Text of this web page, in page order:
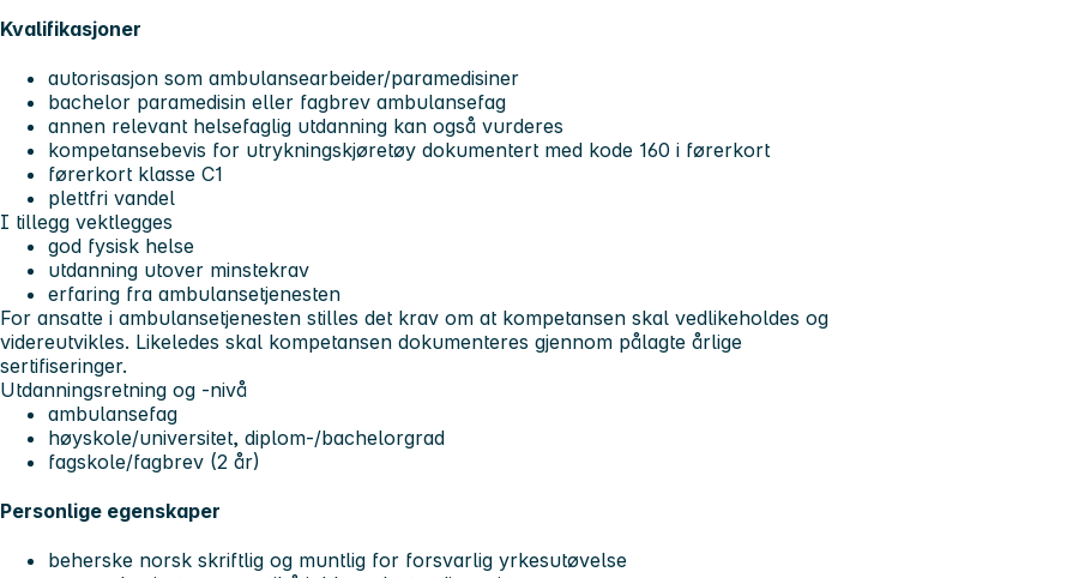
Kvalifikasjoner
autorisasjon som ambulansearbeider/paramedisiner
bachelor paramedisin eller fagbrev ambulansefag
annen relevant helsefaglig utdanning kan også vurderes
kompetansebevis for utrykningskjøretøy dokumentert med kode 160 i førerkort
førerkort klasse C1
plettfri vandel
I tillegg vektlegges
god fysisk helse
utdanning utover minstekrav
erfaring fra ambulansetjenesten
For ansatte i ambulansetjenesten stilles det krav om at kompetansen skal vedlikeholdes og
videreutvikles. Likeledes skal kompetansen dokumenteres gjennom pålagte årlige
sertifiseringer.
Utdanningsretning og -nivå
ambulansefag
høyskole/universitet, diplom-/bachelorgrad
fagskole/fagbrev (2 år)
Personlige egenskaper
beherske norsk skriftlig og muntlig for forsvarlig yrkesutøvelse